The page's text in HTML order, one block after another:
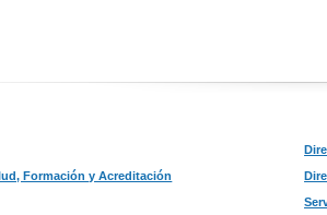
Formación y Acreditación